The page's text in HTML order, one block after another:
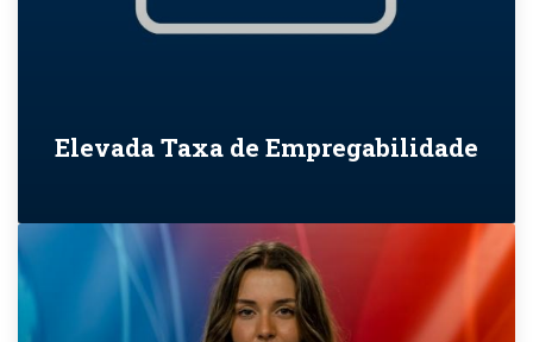
Elevada Taxa de Empregabilidade